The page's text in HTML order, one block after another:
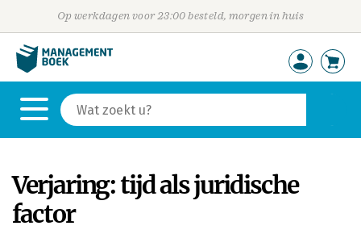
Op werkdagen voor 23:00 besteld, morgen in huis
Verjaring: tijd als juridische
factor